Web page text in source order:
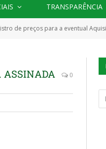
TRANSPARÊNCIA
Aquisição de Peças e Acessórios, para máquinas
ASSINADA 0